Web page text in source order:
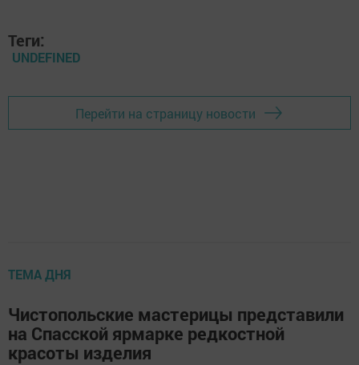
Теги:
UNDEFINED
Перейти на страницу новости
ТЕМА ДНЯ
Чистопольские мастерицы представили
на Спасской ярмарке редкостной
красоты изделия